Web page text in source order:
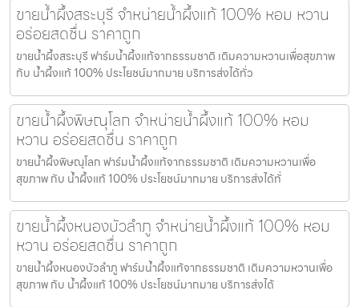
ขายน้ำผึ้งสระบุรี จำหน่ายน้ำผึ้งแท้ 100% หอม หวาน
อร่อยสดชื่น ราคาถูก
ขายน้ำผึ้งสระบุรี ฟาร์มน้ำผึ้งแท้จากธรรมชาติ เติมความหวานเพื่อสุขภาพ
กับ น้ำผึ้งแท้ 100% ประโยชน์มากมาย บริการส่งได้ทั่ว
ขายน้ำผึ้งพิษณุโลก จำหน่ายน้ำผึ้งแท้ 100% หอม
หวาน อร่อยสดชื่น ราคาถูก
ขายน้ำผึ้งพิษณุโลก ฟาร์มน้ำผึ้งแท้จากธรรมชาติ เติมความหวานเพื่อ
สุขภาพ กับ น้ำผึ้งแท้ 100% ประโยชน์มากมาย บริการส่งได้ทั่
ขายน้ำผึ้งหนองบัวลำภู จำหน่ายน้ำผึ้งแท้ 100% หอม
หวาน อร่อยสดชื่น ราคาถูก
ขายน้ำผึ้งหนองบัวลำภู ฟาร์มน้ำผึ้งแท้จากธรรมชาติ เติมความหวานเพื่อ
สุขภาพ กับ น้ำผึ้งแท้ 100% ประโยชน์มากมาย บริการส่งได้